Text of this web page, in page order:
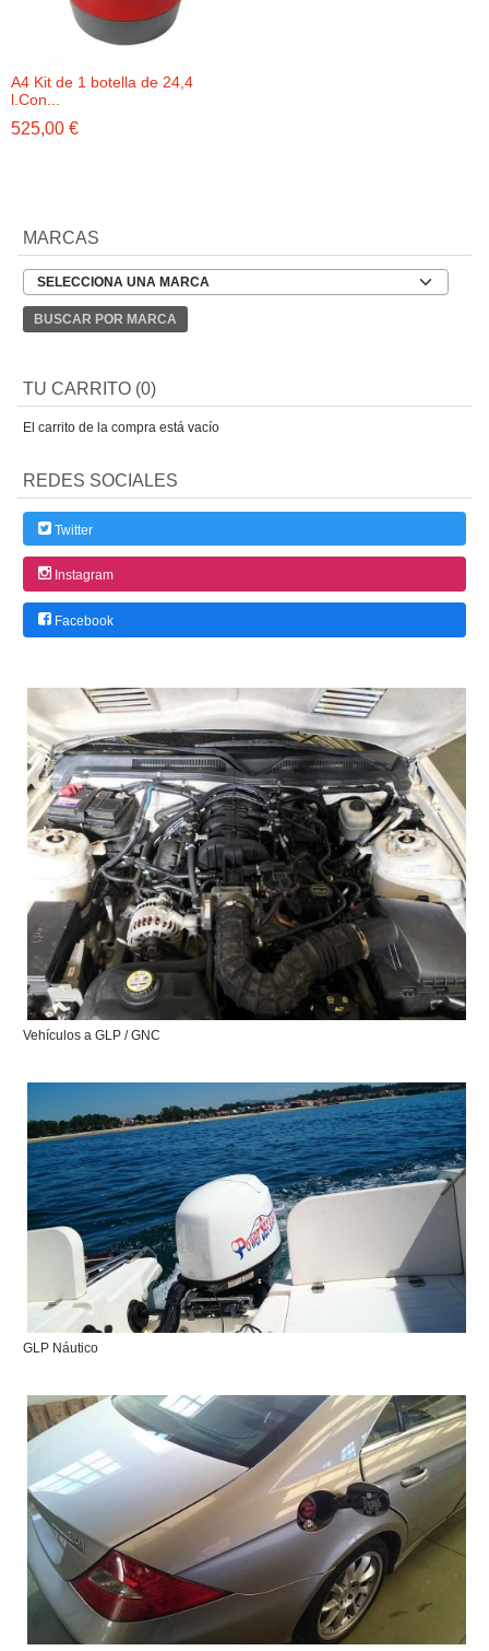
MARCAS
TU CARRITO (0)
El carrito de la compra está vacío
REDES SOCIALES
Twitter
Instagram
Facebook
Vehículos a GLP / GNC
GLP Náutico
A4 Kit de 1 botella de 24,4
l.Con...
525,00 €